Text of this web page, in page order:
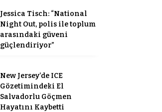
Jessica Tisch: “National
Night Out, polis ile toplum
arasındaki güveni
güçlendiriyor”
New Jersey’de ICE
Gözetimindeki El
Salvadorlu Göçmen
Hayatını Kaybetti